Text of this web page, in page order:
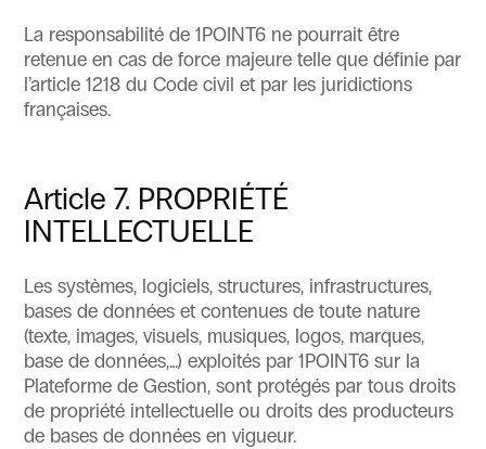
La responsabilité de 1POINT6 ne pourrait être
retenue en cas de force majeure telle que définie par
l’article 1218 du Code civil et par les juridictions
françaises.
Article 7. PROPRIÉTÉ
INTELLECTUELLE
Les systèmes, logiciels, structures, infrastructures,
bases de données et contenues de toute nature
(texte, images, visuels, musiques, logos, marques,
base de données,…) exploités par 1POINT6 sur la
Plateforme de Gestion, sont protégés par tous droits
de propriété intellectuelle ou droits des producteurs
de bases de données en vigueur.